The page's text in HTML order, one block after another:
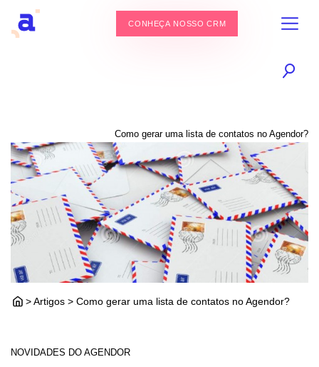
CONHEÇA NOSSO CRM
> Artigos > Como gerar uma lista de contatos no Agendor?
NOVIDADES DO AGENDOR
Como gerar uma lista de contatos no Agendor?